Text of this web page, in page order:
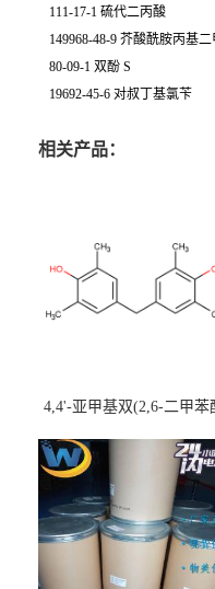
111-17-1 硫代二丙酸
149968-48-9 芥酸酰胺丙基
80-09-1 双酚 S
19692-45-6 对叔丁基氯苄
相关产品：
4,4'-亚甲基双(2,6-二甲苯